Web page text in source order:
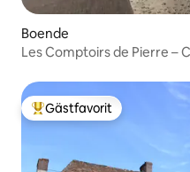
Boende
Les Comptoirs de Pierre –
Populär gästfavorit
Gästfavorit